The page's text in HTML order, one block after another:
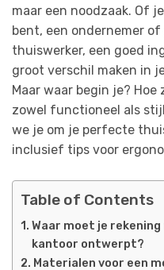
maar een noodzaak. Of
bent, een ondernemer
thuiswerker, een goed
groot verschil maken in
Maar waar begin je?
zowel functioneel als
we je om je perfecte
inclusief tips voor
Table of Contents
Waar moet je
kantoor ontwerpt?
Materialen voor een